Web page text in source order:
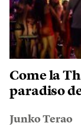
Come la
paradiso
Junko Terao